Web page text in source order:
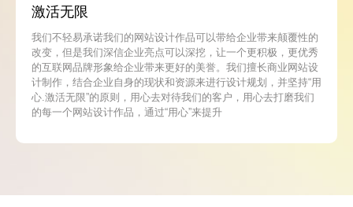
激活无限
我们不轻易承诺我们的网站设计作品可以带给企业带来颠覆性的
改变，但是我们深信企业亮点可以深挖，让一个更积极，更优秀
的互联网品牌形象给企业带来更好的美誉。我们擅长商业网站设
计制作，结合企业自身的现状和资源来进行设计规划，并坚持“用
心.激活无限”的原则，用心去对待我们的客户，用心去打磨我们
的每一个网站设计作品，通过“用心”来提升